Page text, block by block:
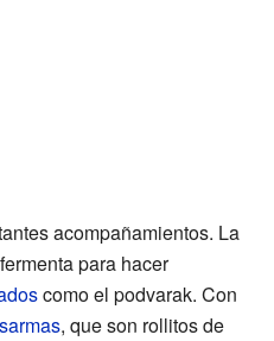
acompañamientos. La
para hacer
como el podvarak. Con
sarmas, que son rollitos de